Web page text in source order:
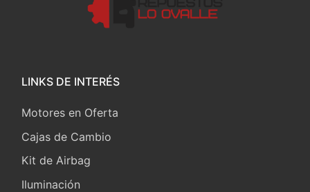
LINKS DE INTERÉS
Motores en Oferta
Cajas de Cambio
Kit de Airbag
Iluminación